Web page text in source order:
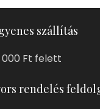
szállítás
000 Ft felett
rendelés